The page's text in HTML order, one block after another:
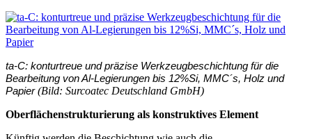
ta-C: konturtreue und präzise Werkzeugbeschichtung für die
Bearbeitung von Al-Legierungen bis 12%Si, MMC´s, Holz und
Papier(Bild: Surcoatec Deutschland GmbH)
Oberflächenstrukturierung als konstruktives Element